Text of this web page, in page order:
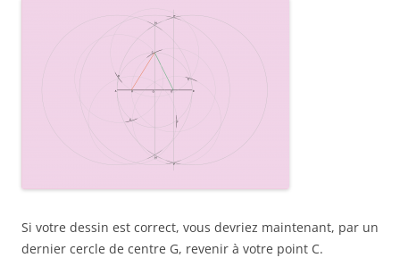
Si votre dessin est correct, vous devriez maintenant, par un
dernier cercle de centre G, revenir à votre point C.